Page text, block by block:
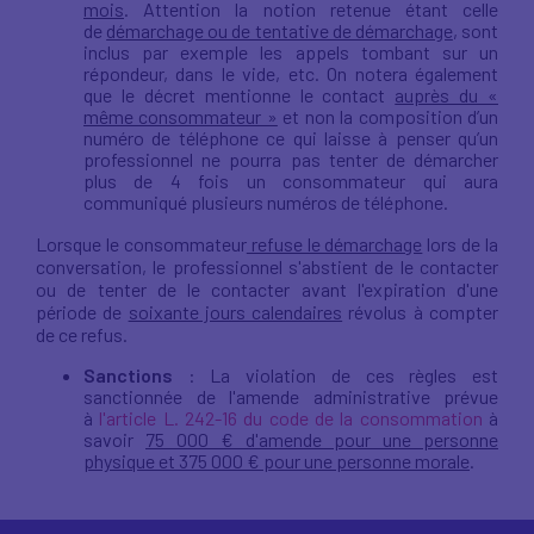
mois. Attention la notion retenue étant celle
de démarchage ou de tentative de démarchage, sont
inclus par exemple les appels tombant sur un
répondeur, dans le vide, etc. On notera également
que le décret mentionne le contact auprès du «
même consommateur » et non la composition d’un
numéro de téléphone ce qui laisse à penser qu’un
professionnel ne pourra pas tenter de démarcher
plus de 4 fois un consommateur qui aura
communiqué plusieurs numéros de téléphone.
Lorsque le consommateurrefuse le démarchage lors de la
conversation, le professionnel s'abstient de le contacter
ou de tenter de le contacter avant l'expiration d'une
période de soixante jours calendaires révolus à compter
de ce refus.
Sanctions : La violation de ces règles est
sanctionnée de l'amende administrative prévue
à l'article L. 242-16 du code de la consommation à
savoir 75 000 € d'amende pour une personne
physique et 375 000 € pour une personne morale.